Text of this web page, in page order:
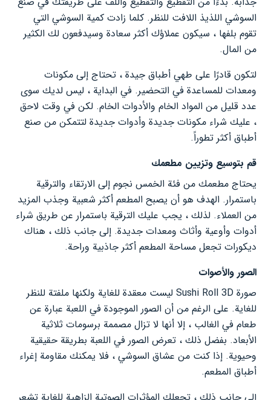
السوشي اللذيذ اللافت للنظر. كلما زادت كمية السوشي التي
تقوم بلفها ، سيكون عملاؤك أكثر سعادة وسيدفعون لك الكثير
من المال.
لتكون قادرًا على طهي أطباق جيدة ، تحتاج إلى مكونات
ومعدات للمساعدة في التحضير. في البداية ، ليس لديك سوى
عدد قليل من المواد الخام والأدوات الخام. لكن في وقت لاحق
، عليك شراء مكونات جديدة وأدوات جديدة لتتمكن من صنع
أطباق أكثر تطوراً.
قم بتوسيع وتزيين مطعمك
يحتاج مطعمك من فئة الخمس نجوم إلى الارتقاء والترقية
باستمرار. الهدف هو أن يصبح المطعم أكثر شعبية وجذب المزيد
من العملاء. لذلك ، يجب عليك الترقية باستمرار عن طريق شراء
أدوات وأوعية وأثاث ومعدات جديدة. إلى جانب ذلك ، هناك
ديكورات تجعل مساحة المطعم أكثر جاذبية وراحة.
الصور والأصوات
صورة Sushi Roll 3D ليست معقدة للغاية ولكنها ملفتة للنظر
للغاية. على الرغم من أن الصور الموجودة في اللعبة عبارة عن
طعام في الغالب ، إلا أنها لا تزال مصممة برسومات ثلاثية
الأبعاد. بفضل ذلك ، تعرض الصور في اللعبة بطريقة حقيقية
وحيوية. إذا كنت من عشاق السوشي ، فلا يمكنك مقاومة إغراء
أطباق المطعم.